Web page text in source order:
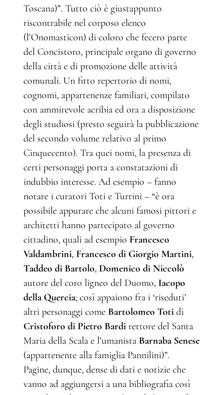
Toscana)”. Tutto ciò è giustappunto
riscontrabile nel corposo elenco
(l’Onomasticon) di coloro che fecero parte
del Concistoro, principale organo di governo
della città e di promozione delle attività
comunali. Un fitto repertorio di nomi,
cognomi, appartenenze familiari, compilato
con ammirevole acribia ed ora a disposizione
degli studiosi (presto seguirà la pubblicazione
del secondo volume relativo al primo
Cinquecento). Tra quei nomi, la presenza di
certi personaggi porta a constatazioni di
indubbio interesse. Ad esempio – fanno
notare i curatori Toti e Turrini – “è ora
possibile appurare che alcuni famosi pittori e
architetti hanno partecipato al governo
cittadino, quali ad esempio Francesco
Valdambrini, Francesco di Giorgio Martini,
Taddeo di Bartolo, Domenico di Niccolò
autore del coro ligneo del Duomo, Iacopo
della Quercia; così appaiono fra i ‘riseduti’
altri personaggi come Bartolomeo Toti di
Cristoforo di Pietro Bardi rettore del Santa
Maria della Scala e l’umanista Barnaba Senese
(appartenente alla famiglia Pannilini)”.
Pagine, dunque, dense di dati e notizie che
vanno ad aggiungersi a una bibliografia così